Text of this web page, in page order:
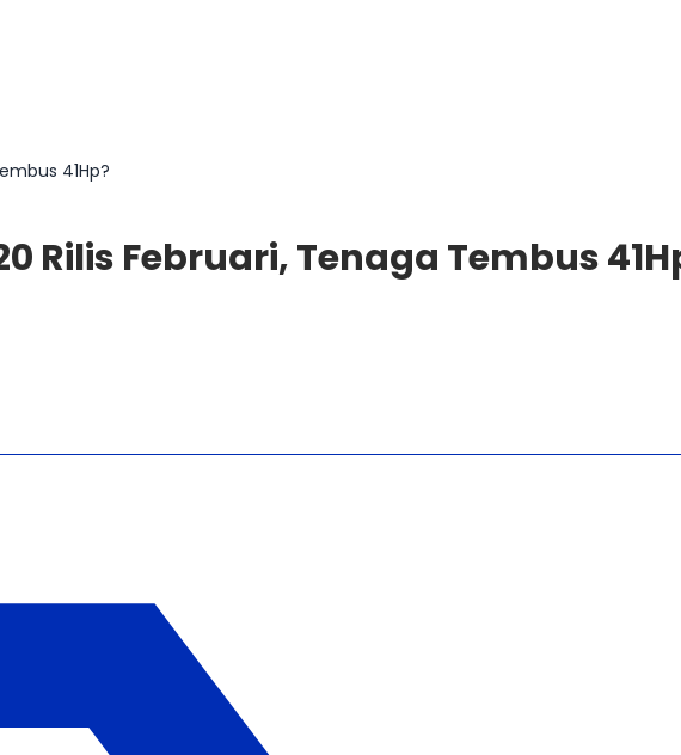
41Hp?
Rilis Februari, Tenaga Tembus